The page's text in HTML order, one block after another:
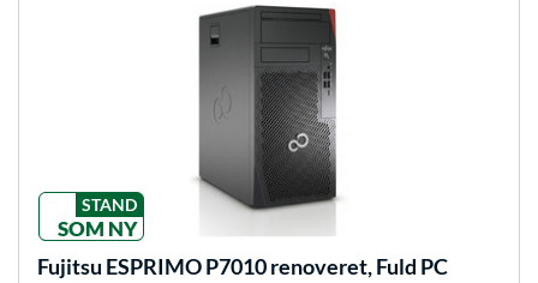
STAND
SOM NY
Fujitsu ESPRIMO P7010 renoveret, Fuld PC